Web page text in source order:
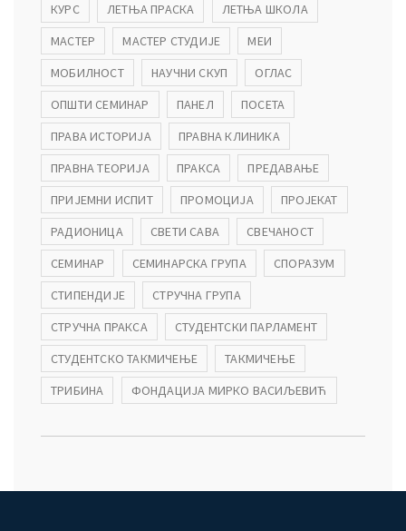
КУРС
ЛЕТЊА ПРАСКА
ЛЕТЊА ШКОЛА
МАСТЕР
МАСТЕР СТУДИЈЕ
МЕИ
МОБИЛНОСТ
НАУЧНИ СКУП
ОГЛАС
ОПШТИ СЕМИНАР
ПАНЕЛ
ПОСЕТА
ПРАВА ИСТОРИЈА
ПРАВНА КЛИНИКА
ПРАВНА ТЕОРИЈА
ПРАКСА
ПРЕДАВАЊЕ
ПРИЈЕМНИ ИСПИТ
ПРОМОЦИЈА
ПРОЈЕКАТ
РАДИОНИЦА
СВЕТИ САВА
СВЕЧАНОСТ
СЕМИНАР
СЕМИНАРСКА ГРУПА
СПОРАЗУМ
СТИПЕНДИЈЕ
СТРУЧНА ГРУПА
СТРУЧНА ПРАКСА
СТУДЕНТСКИ ПАРЛАМЕНТ
СТУДЕНТСКО ТАКМИЧЕЊЕ
ТАКМИЧЕЊЕ
ТРИБИНА
ФОНДАЦИЈА МИРКО ВАСИЉЕВИЋ